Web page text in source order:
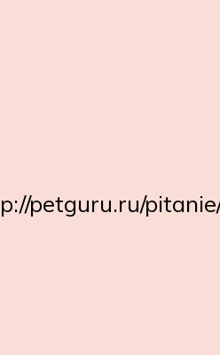
petguru.ru/